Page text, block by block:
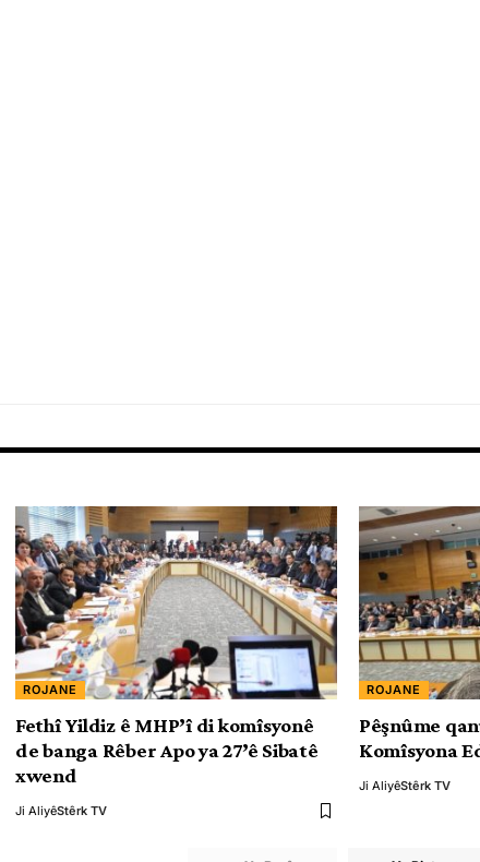
ROJANE
Fethî Yildiz ê MHP’î di komîsyonê
de banga Rêber Apo ya 27’ê Sibatê
xwend
Ji AliyêStêrk TV
ROJANE
Pêşnûme
Komîsyona
Ji AliyêStêrk TV